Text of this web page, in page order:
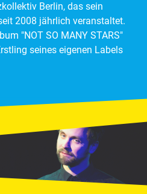
Berlin, das sein
2008 jährlich veranstaltet.
"NOT SO MANY STARS"
seines eigenen Labels